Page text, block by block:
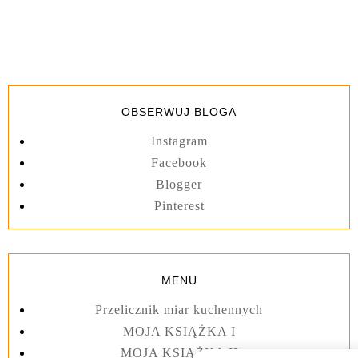
OBSERWUJ BLOGA
Instagram
Facebook
Blogger
Pinterest
MENU
Przelicznik miar kuchennych
MOJA KSIĄŻKA I
MOJA KSIĄŻKA II